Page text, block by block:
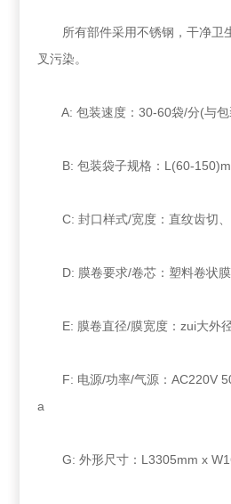
所有部件采用不锈钢，干净卫
叉污染。
A: 包装速度：30-60袋/分(与包
B: 包装袋子规格：L(60-
C: 封口样式/宽度：直纹齿切、
D: 膜卷要求/卷芯：塑料卷状膜
E: 膜卷直径/膜宽度：zui大外
F: 电源/功率/气源：AC220V
a
G: 外形尺寸：L3305mm x